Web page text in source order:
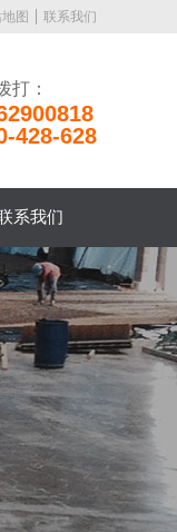
图 联系我们
打：
428-628
系我们